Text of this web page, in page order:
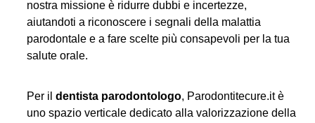
nostra missione è ridurre dubbi e incertezze,
aiutandoti a riconoscere i segnali della malattia
parodontale e a fare scelte più consapevoli per la tua
salute orale.
Per ildentista parodontologo, Parodontitecure.it è
uno spazio verticale dedicato alla valorizzazione della